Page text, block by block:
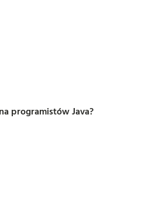
programistów Java?